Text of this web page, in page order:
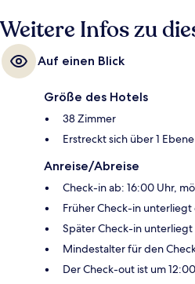
Weitere Infos zu
Auf einen Blick
Größe des Hotels
38 Zimmer
Erstreckt sich über 1 Ebene
Anreise/Abreise
Check-in ab: 16:00 Uhr,
Früher Check-in
Später Check-in
Mindestalter für den
Der Check-out ist um